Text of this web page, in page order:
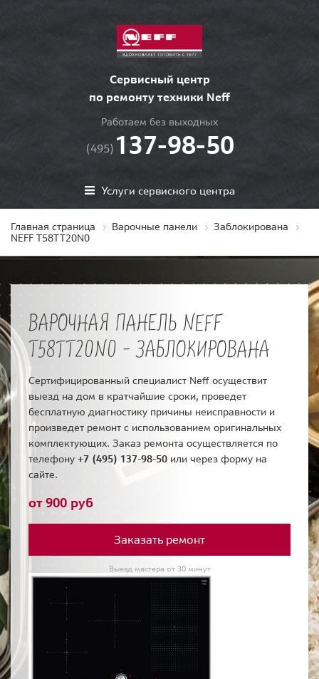
Сервисный центр
по ремонту техники Neff
Работаем без выходных
(495) 137-98-50
Услуги сервисного центра
Главная страница Варочные панели
Заблокирована
NEFF T58TT20N0
ВАРОЧНАЯ ПАНЕЛЬ NEFF
T58TT20N0 - ЗАБЛОКИРОВАНА
Сертифицированный специалист Neff осуществит
выезд на дом в кратчайшие сроки, проведет
бесплатную диагностику причины неисправности и
произведет ремонт с использованием оригинальных
комплектующих. Заказ ремонта осуществляется по
телефону +7 (495) 137-98-50 или через форму на
сайте.
от 900 руб
Заказать ремонт
Выезд мастера от 30 минут